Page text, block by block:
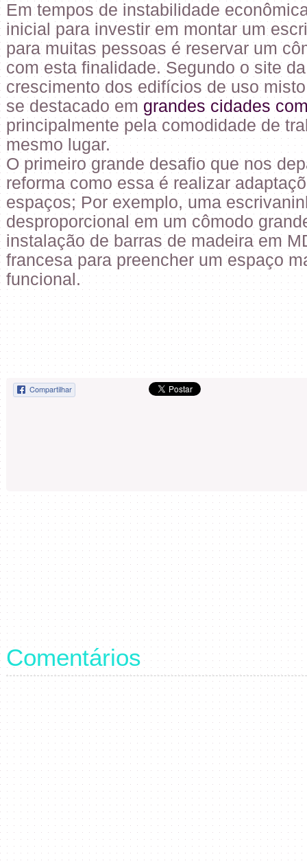
Em tempos de instabilidade
inicial para investir em montar um
para muitas pessoas é reservar um
com esta finalidade. Segundo o site
crescimento dos edifícios de uso
se destacado em grandes cidades
principalmente pela comodidade de
mesmo lugar.
O primeiro grande desafio que nos
reforma como essa é realizar
espaços; Por exemplo, uma
desproporcional em um cômodo
instalação de barras de madeira em
francesa para preencher um espaço
funcional.
Compartilhar
Comentários